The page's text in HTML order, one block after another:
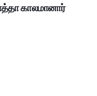
காலமானார்